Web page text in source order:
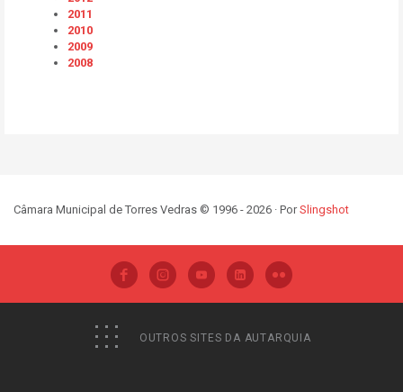
2011
2010
2009
2008
Câmara Municipal de Torres Vedras © 1996 - 2026 · PorSlingshot
OUTROS SITES DA AUTARQUIA